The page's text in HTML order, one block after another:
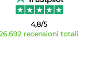
4,8/5
recensioni totali